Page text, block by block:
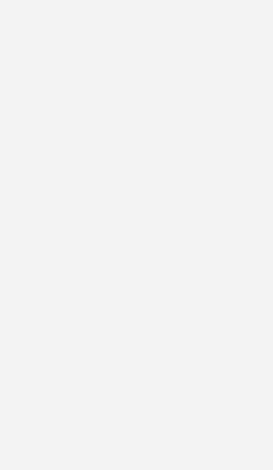
erkennt. Und der
Kontrolle über das
und einfach zu analysieren und
die kostenlose und
Gebäudethermografie:
je nach Innen- und
Die ScaleAssist-Funktion
der Wärmebildkamera nach
automatisch optimal
stellt Schimmelgefahr an
Wärmebild mit Ampelfarben
Raumlufttemperatur und